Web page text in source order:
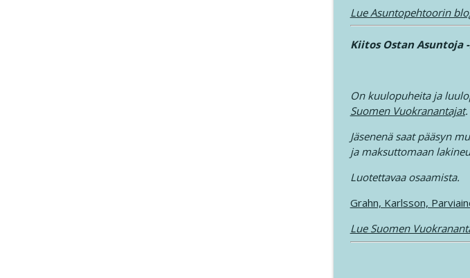
Lue Asuntopehtoorin
Kiitos Ostan Asuntoja
On kuulopuheita ja
Suomen Vuokranantajat.
Jäsenenä saat pääsyn
ja maksuttomaan
Luotettavaa osaamista.
Grahn, Karlsson,
Lue Suomen